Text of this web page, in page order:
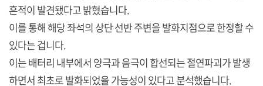
흔적이 발견됐다고 밝혔습니다.
이를 통해 해당 좌석의 상단 선반 주변을 발화지점으로 한정할 수
있다는 겁니다.
이는 배터리 내부에서 양극과 음극이 합선되는 절연파괴가 발생
하면서 최초로 발화되었을 가능성이 있다고 분석했습니다.